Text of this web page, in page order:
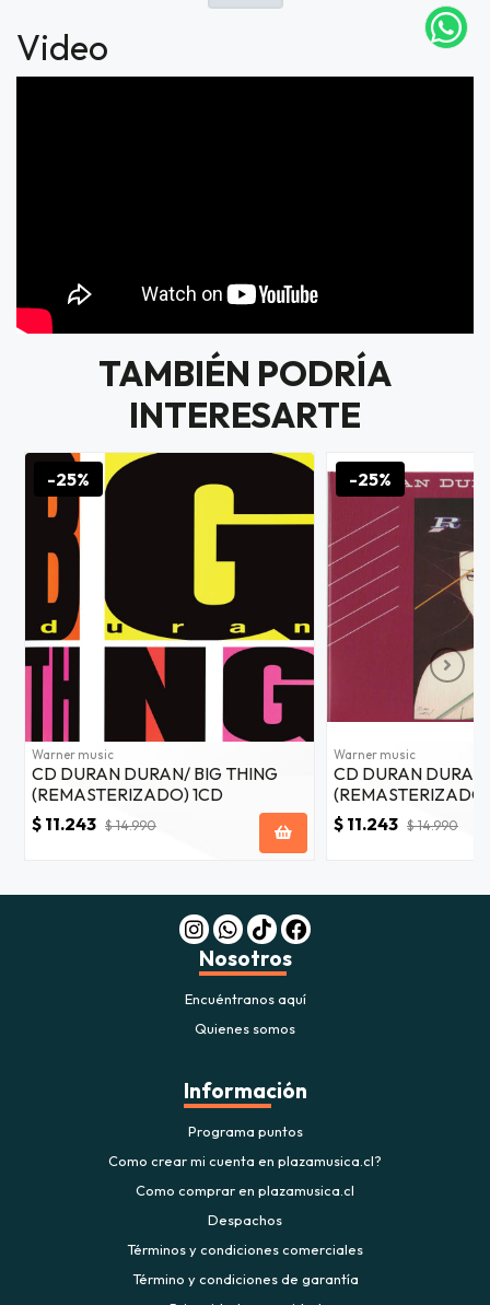
Video
TAMBIÉN PODRÍA
INTERESARTE
-25%
Warner music
CD DURAN DURAN/ BIG THING
(REMASTERIZADO) 1CD
$ 11.243 $ 14.990
-25%
Warner music
CD DURAN
$ 11.243 $ 14.990
Nosotros
Encuéntranos aquí
Quienes somos
Información
Programa puntos
Como crear mi cuenta en plazamusica.cl?
Como comprar en plazamusica.cl
Despachos
Términos y condiciones comerciales
Término y condiciones de garantía